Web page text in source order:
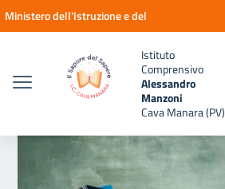
Vai ai contenuti
Vai al menu di navigazione
Vai al footer
Ministero dell'Istruzione e del
Istituto
Comprensivo
Alessandro
Manzoni
Cava Manara (PV)